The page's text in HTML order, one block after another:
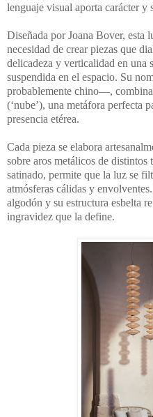
lenguaje visual aporta carácter y
Diseñada por Joana Bover, esta
necesidad de crear piezas que
delicadeza y verticalidad en una
suspendida en el espacio. Su
probablemente chino—, combina
(‘nube’), una metáfora perfecta
presencia etérea.
Cada pieza se elabora
sobre aros metálicos de
satinado, permite que la luz se
atmósferas cálidas y
algodón y su estructura esbelta
ingravidez que la define.